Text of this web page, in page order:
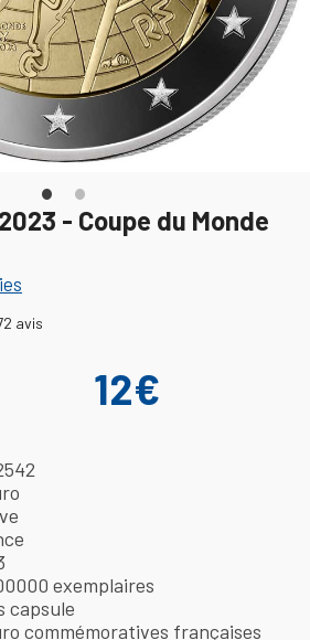
- Coupe du Monde
avis
12€
exemplaires
capsule
commémoratives françaises